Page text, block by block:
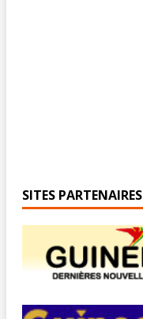
SITES PARTENAIRES